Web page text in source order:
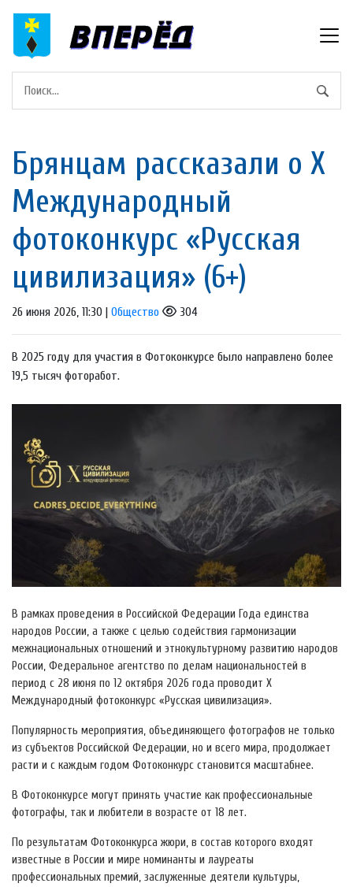
Брянцам рассказали о X
Международный
фотоконкурс «Русская
цивилизация» (6+)
26 июня 2026, 11:30 | Общество 304
В 2025 году для участия в Фотоконкурсе было направлено более
19,5 тысяч фоторабот.
В рамках проведения в Российской Федерации Года единства
народов России, а также с целью содействия гармонизации
межнациональных отношений и этнокультурному развитию народов
России, Федеральное агентство по делам национальностей в
период с 28 июня по 12 октября 2026 года проводит X
Международный фотоконкурс «Русская цивилизация».
Популярность мероприятия, объединяющего фотографов не только
из субъектов Российской Федерации, но и всего мира, продолжает
расти и с каждым годом Фотоконкурс становится масштабнее.
В Фотоконкурсе могут принять участие как профессиональные
фотографы, так и любители в возрасте от 18 лет.
По результатам Фотоконкурса жюри, в состав которого входят
известные в России и мире номинанты и лауреаты
профессиональных премий, заслуженные деятели культуры,